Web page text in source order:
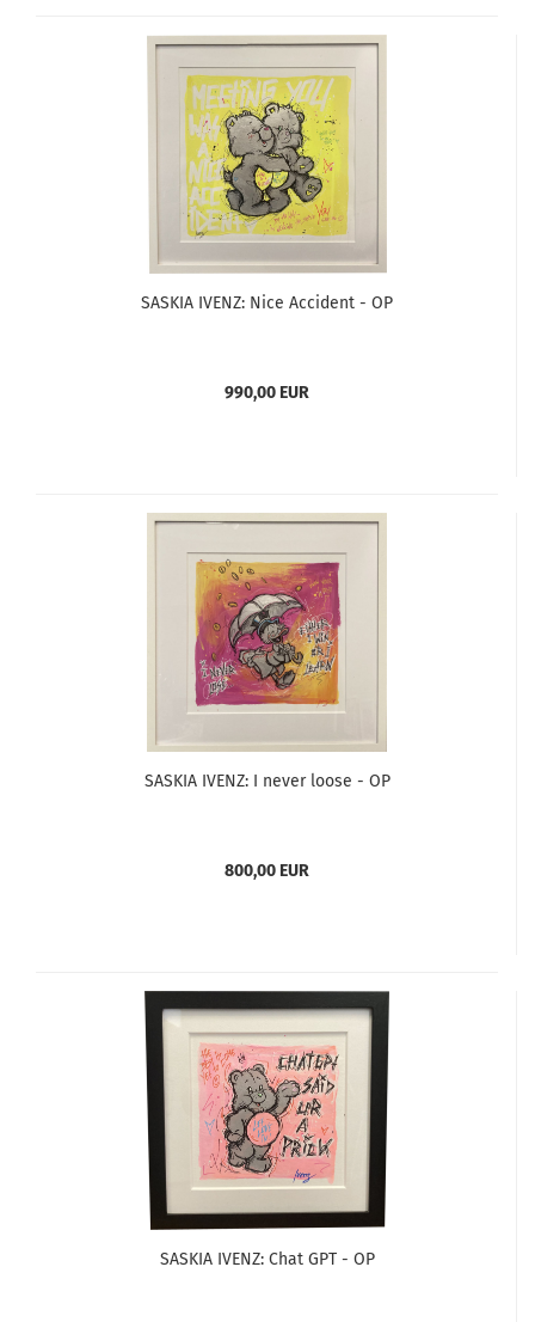
SASKIA IVENZ: Nice Accident - OP
990,00 EUR
SASKIA IVENZ: I never loose - OP
800,00 EUR
SASKIA IVENZ: Chat GPT - OP